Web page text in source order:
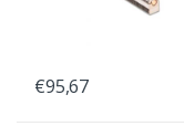
€95,67